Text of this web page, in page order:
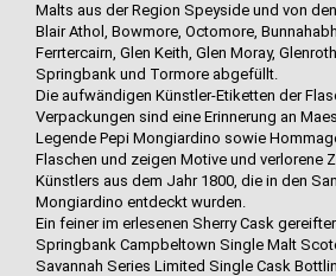
Malts aus der Region Speyside und von
Blair Athol, Bowmore, Octomore,
Ferrtercairn, Glen Keith, Glen Moray,
Springbank und Tormore abgefüllt.
Die aufwändigen Künstler-Etiketten der
Verpackungen sind eine Erinnerung an
Legende Pepi Mongiardino sowie
Flaschen und zeigen Motive und verlorene
Künstlers aus dem Jahr 1800, die in den
Mongiardino entdeckt wurden.
Ein feiner im erlesenen Sherry Cask
Springbank Campbeltown Single Malt
Savannah Series Limited Single Cask